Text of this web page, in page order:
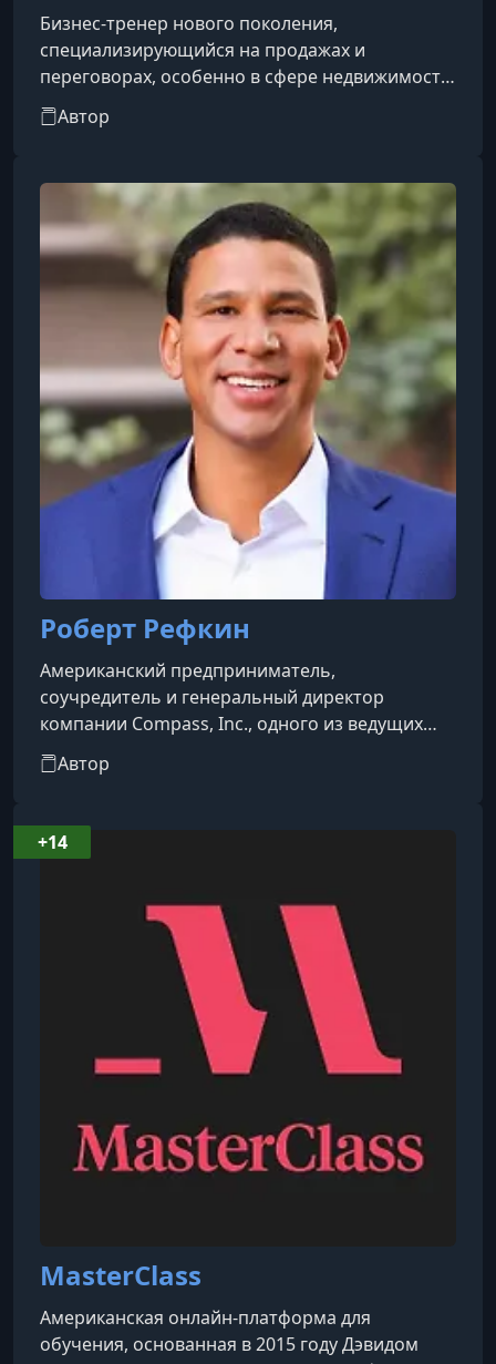
Бизнес-тренер нового поколения,
специализирующийся на продажах и
переговорах, особенно в сфере недвижимости.
Он работает в тренерской сфере более десяти
лет, обучил более 10 000 риэлторов по всей
семинары по техникам холодных звонков,
работе с возражениями и улучшению
конверсии сделок.Немтюрев развивает свои
курсы с акцентом на продажу «дорого» —
помогает профессионалам перейти на более
высокий уровень
Автор
Роберт Рефкин
Американский предприниматель,
соучредитель и генеральный директор
компании Compass, Inc., одного из ведущих
технологических агентств недвижимости в
США. Он родился 7 июня 1979 года в Беркли,
афроамериканского отца. Воспитывался
матерью, которая работала агентом по
Автор
MasterClass
Американская онлайн-платформа для
обучения, основанная в 2015 году Дэвидом
+14